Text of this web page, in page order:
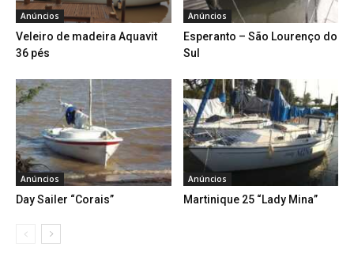
Anúncios
Veleiro de madeira Aquavit
36 pés
Anúncios
Esperanto – São Lourenço do
Sul
Anúncios
Day Sailer “Corais”
Anúncios
Martinique 25 “Lady Mina”